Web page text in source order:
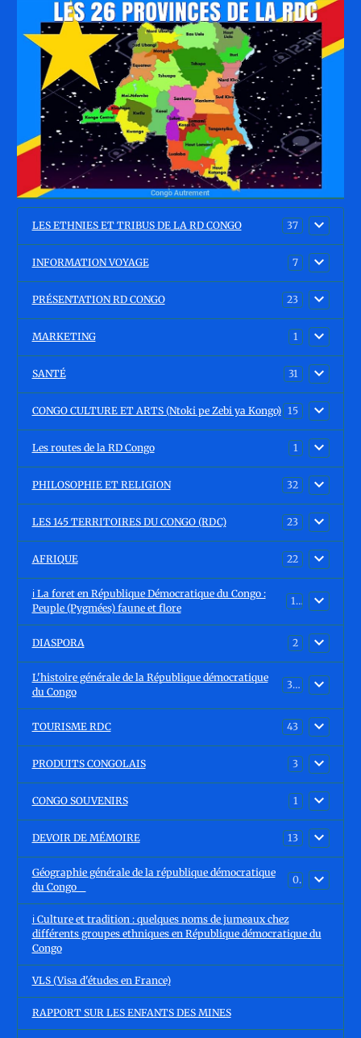
LES ETHNIES ET TRIBUS DE LA RD CONGO 37
INFORMATION VOYAGE 7
PRÉSENTATION RD CONGO 23
MARKETING 1
SANTÉ 31
CONGO CULTURE ET ARTS (Ntoki pe Zebi ya Kongo) 15
Les routes de la RD Congo 1
PHILOSOPHIE ET RELIGION 32
LES 145 TERRITOIRES DU CONGO (RDC) 23
AFRIQUE 22
ℹ️ La foret en République Démocratique du Congo :
Peuple (Pygmées) faune et flore
15
DIASPORA 2
L'histoire générale de la République démocratique
du Congo
30
TOURISME RDC 43
PRODUITS CONGOLAIS 3
CONGO SOUVENIRS 1
DEVOIR DE MÉMOIRE 13
Géographie générale de la république démocratique
du Congo
0
ℹ️ Culture et tradition : quelques noms de jumeaux chez
différents groupes ethniques en République démocratique du
Congo
VLS (Visa d'études en France)
RAPPORT SUR LES ENFANTS DES MINES